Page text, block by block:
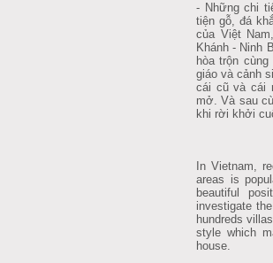
- Những chi
tiện gỗ, đá
của Việt
Khánh - Ninh
hòa trộn
giáo và cảnh
cái cũ và cái
mở. Và sau
khi rời khởi
In Vietnam,
areas is
beautiful
investigate
hundreds
style which
house.